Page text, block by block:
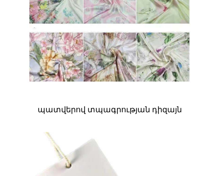
պատվերով տպագրության դիզայն